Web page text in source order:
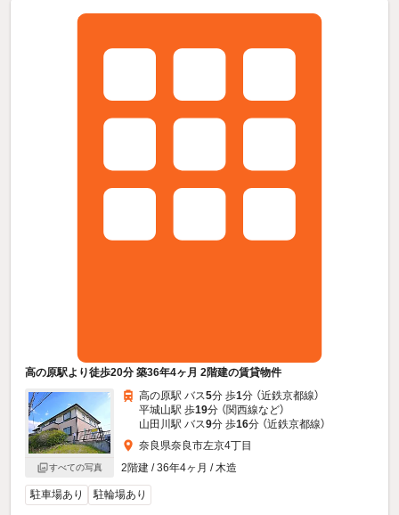
高の原駅より徒歩20分 築36年4ヶ月 2階建の賃貸物件
すべての写真
高の原駅 バス5分 歩1分 （近鉄京都線）
平城山駅 歩19分 （関西線など）
山田川駅 バス9分 歩16分 （近鉄京都線）
奈良県奈良市左京4丁目
2階建 / 36年4ヶ月 / 木造
駐車場あり 駐輪場あり